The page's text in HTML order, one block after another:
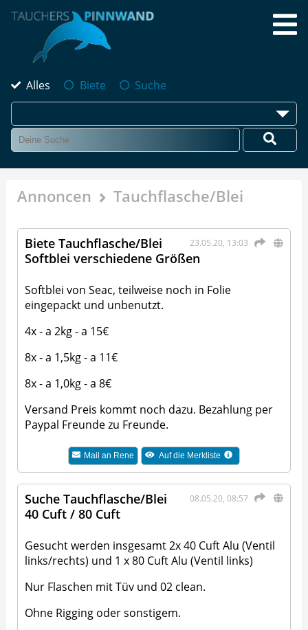
Alles Biete Suche
Annoncen Tauchflasche/Blei
23.05.20, 13:03
Biete Tauchflasche/Blei
Softblei verschiedene Größen
Softblei von Seac, teilweise noch in Folie
eingepackt und unbenutzt.
4x - a 2kg - a 15€
8x - a 1,5kg - a 11€
8x - a 1,0kg - a 8€
Versand Preis kommt noch dazu. Bezahlung per
Paypal Freunde zu Freunde.
Mail an Rene Auf die Merkliste
08.05.20, 08:57
Suche Tauchflasche/Blei
40 Cuft / 80 Cuft
Gesucht werden insgesamt 2x 40 Cuft Alu (Ventil
links/rechts) und 1 x 80 Cuft Alu (Ventil links)
Nur Flaschen mit Tüv und 02 clean.
Ohne Rigging oder sonstigem.